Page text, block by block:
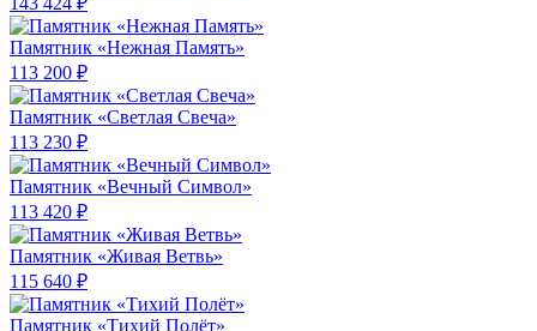
Памятник «Нежная Память»
113 200 ₽
Памятник «Светлая Свеча»
113 230 ₽
Памятник «Вечный Символ»
113 420 ₽
Памятник «Живая Ветвь»
115 640 ₽
Памятник «Тихий Полёт»